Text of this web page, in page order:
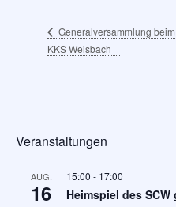
Generalversammlung beim
KKS Weisbach
Veranstaltungen
AUG.
16
15:00 - 17:00
Heimspiel des